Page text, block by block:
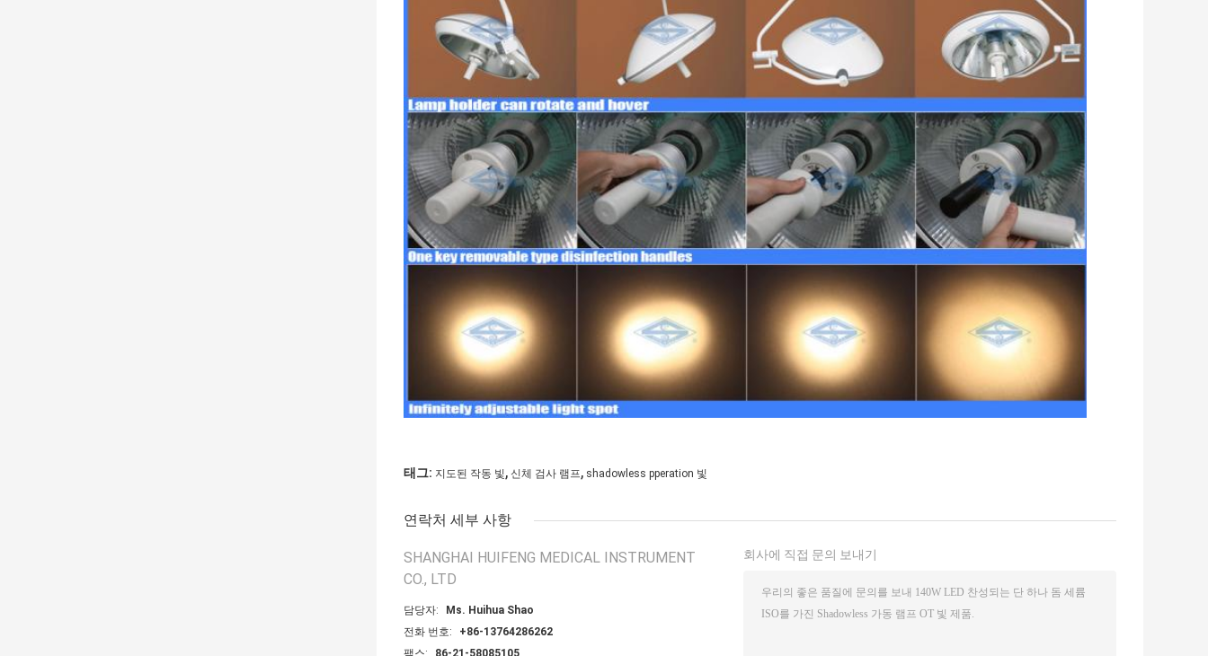
태그: 지도된 작동 빛, 신체 검사 램프, shadowless pperation 빛
연락처 세부 사항
SHANGHAI HUIFENG MEDICAL INSTRUMENT
CO., LTD
담당자:
Ms. Huihua Shao
전화 번호:
+86-13764286262
회사에 직접 문의 보내기